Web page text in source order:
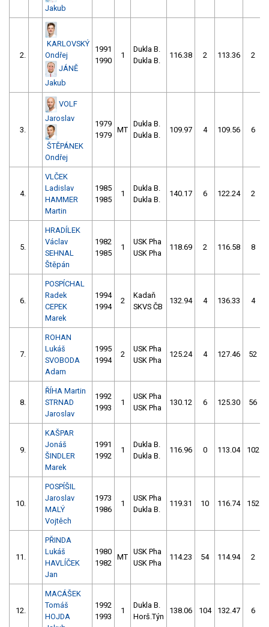
Jakub
2.
KARLOVSKÝ
Ondřej
JÁNĚ
Jakub
1991
1990
1
Dukla B.
Dukla B.
116.38 2 113.36 2
3.
VOLF
Jaroslav
ŠTĚPÁNEK
Ondřej
1979
1979
MT
Dukla B.
Dukla B.
109.97 4 109.56 6
4.
VLČEK
Ladislav
HAMMER
Martin
1985
1985
1
Dukla B.
Dukla B.
140.17 6 122.24 2
5.
HRADÍLEK
Václav
SEHNAL
Štěpán
1982
1985
1
USK Pha
USK Pha
118.69 2 116.58 8
6.
POSPÍCHAL
Radek
CEPEK
Marek
1994
1994
2
Kadaň
SKVS ČB
132.94 4 136.33 4
7.
ROHAN
Lukáš
SVOBODA
Adam
1995
1994
2
USK Pha
USK Pha
125.24 4 127.46 52
8.
ŘÍHA Martin
STRNAD
Jaroslav
1992
1993
1
USK Pha
USK Pha
130.12 6 125.30 56
9.
KAŠPAR
Jonáš
ŠINDLER
Marek
1991
1992
1
Dukla B.
Dukla B.
116.96 0 113.04 102
10.
POSPÍŠIL
Jaroslav
MALÝ
Vojtěch
1973
1986
1
USK Pha
Dukla B.
119.31 10 116.74 152
11.
PŘINDA
Lukáš
HAVLÍČEK
Jan
1980
1982
MT
USK Pha
USK Pha
114.23 54 114.94 2
12.
MACÁŠEK
Tomáš
HOJDA
1992
1993
1
Dukla B.
Horš.Týn
138.06 104 132.47 6